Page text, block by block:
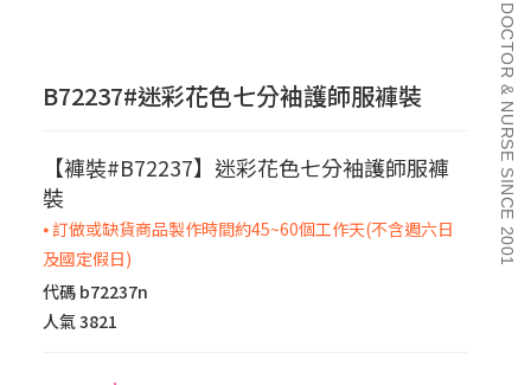
B72237#迷彩花色七分袖護師服褲裝
【褲裝#B72237】迷彩花色七分袖護師服褲
裝
⦁ 訂做或缺貨商品製作時間約45~60個工作天(不含週六日
及國定假日)
代碼 b72237n
人氣3821
DOCTOR & NURSE SINCE 2001